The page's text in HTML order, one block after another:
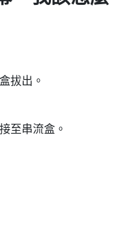
拔出。
至串流盒。